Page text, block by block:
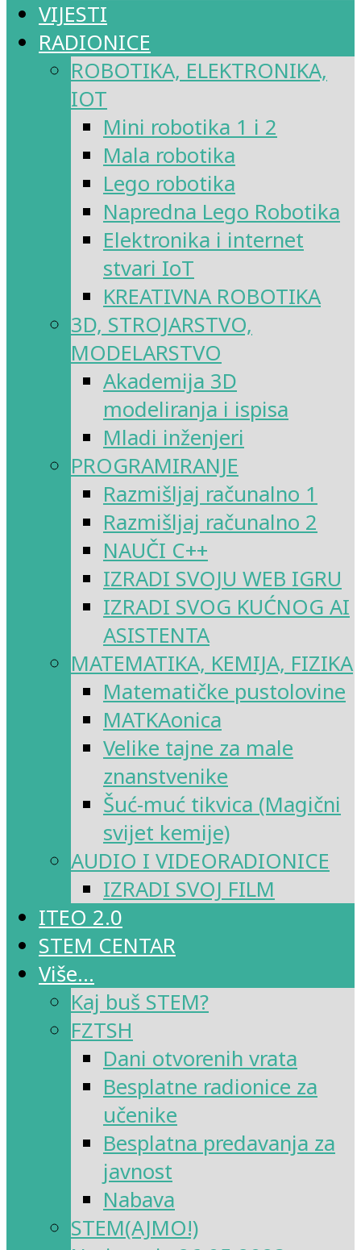
VIJESTI
RADIONICE
ROBOTIKA, ELEKTRONIKA,
IOT
Mini robotika 1 i 2
Mala robotika
Lego robotika
Napredna Lego Robotika
Elektronika i internet
stvari IoT
KREATIVNA ROBOTIKA
3D, STROJARSTVO,
MODELARSTVO
Akademija 3D
modeliranja i ispisa
Mladi inženjeri
PROGRAMIRANJE
Razmišljaj računalno 1
Razmišljaj računalno 2
NAUČI C++
IZRADI SVOJU WEB IGRU
IZRADI SVOG KUĆNOG AI
ASISTENTA
MATEMATIKA, KEMIJA, FIZIKA
Matematičke pustolovine
MATKAonica
Velike tajne za male
znanstvenike
Šuć-muć tikvica (Magični
svijet kemije)
AUDIO I VIDEORADIONICE
IZRADI SVOJ FILM
ITEO 2.0
STEM CENTAR
Više…
Kaj buš STEM?
FZTSH
Dani otvorenih vrata
Besplatne radionice za
učenike
Besplatna predavanja za
javnost
Nabava
STEM(AJMO!)